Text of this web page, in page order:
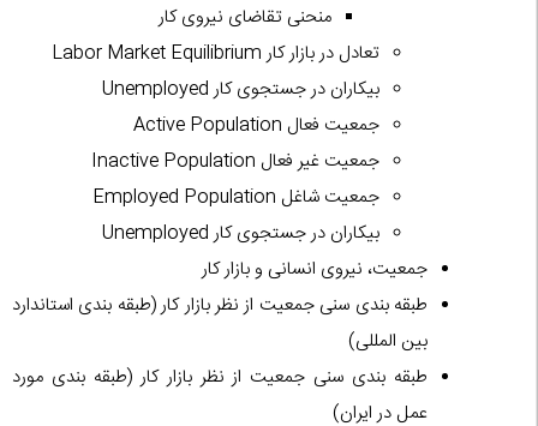
منحنی تقاضای نیروی کار
تعادل در بازار کار Labor Market Equilibrium
بیکاران در جستجوی کار Unemployed
جمعیت فعال Active Population
جمعیت غیر فعال Inactive Population
جمعیت شاغل Employed Population
بیکاران در جستجوی کار Unemployed
جمعیت، نیروی انسانی و بازار کار
طبقه بندی سنی جمعیت از نظر بازار کار (طبقه بندی استاندارد
بین المللی)
طبقه بندی سنی جمعیت از نظر بازار کار (طبقه بندی مورد
عمل در ایران)